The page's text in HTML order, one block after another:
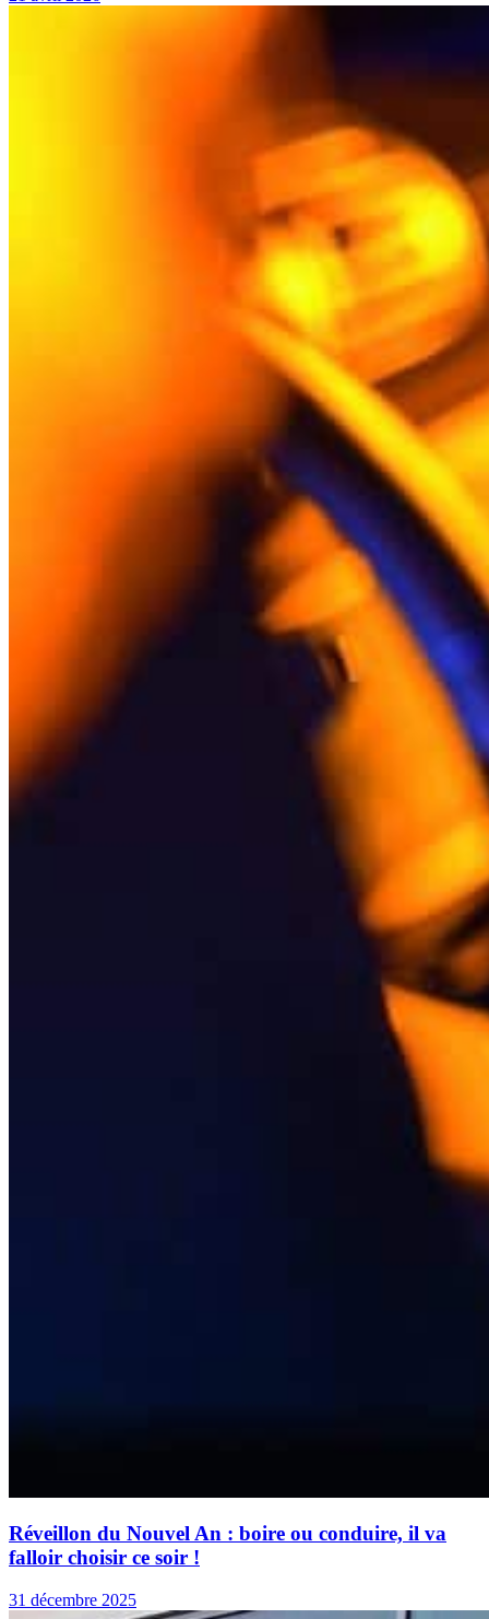
Réveillon du Nouvel An : boire ou conduire, il va
falloir choisir ce soir !
31 décembre 2025